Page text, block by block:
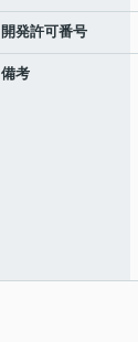
開発許可番号
備考